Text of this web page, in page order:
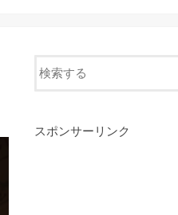
スポンサーリンク